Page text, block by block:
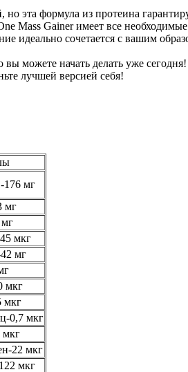
эта формула из протеина
Mass Gainer имеет все
идеально сочетается с вашим
вы можете начать делать уже
лучшей версией себя!
176 мг
мг
мкг
мг
мкг
мкг
0,7 мкг
мкг
22 мкг
мкг